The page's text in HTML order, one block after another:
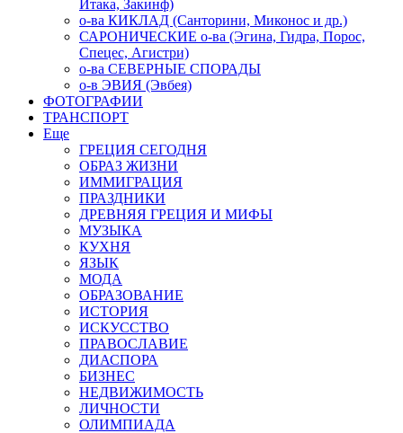
Итака, Закинф)
о-ва КИКЛАД (Санторини, Миконос и др.)
САРОНИЧЕСКИЕ о-ва (Эгина, Гидра, Порос,
Спецес, Агистри)
о-ва СЕВЕРНЫЕ СПОРАДЫ
о-в ЭВИЯ (Эвбея)
ФОТОГРАФИИ
ТРАНСПОРТ
Еще
ГРЕЦИЯ СЕГОДНЯ
ОБРАЗ ЖИЗНИ
ИММИГРАЦИЯ
ПРАЗДНИКИ
ДРЕВНЯЯ ГРЕЦИЯ И МИФЫ
МУЗЫКА
КУХНЯ
ЯЗЫК
МОДА
ОБРАЗОВАНИЕ
ИСТОРИЯ
ИСКУССТВО
ПРАВОСЛАВИЕ
ДИАСПОРА
БИЗНЕС
НЕДВИЖИМОСТЬ
ЛИЧНОСТИ
ОЛИМПИАДА